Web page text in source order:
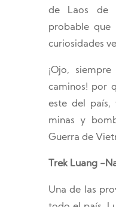
de Laos de
probable que
curiosidades
¡Ojo,
caminos! por
este del país,
minas y
Guerra de
Trek Luang -
Una de las